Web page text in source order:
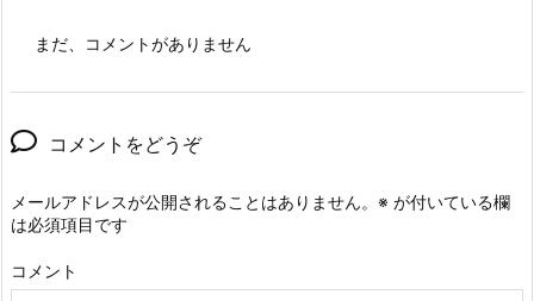
まだ、コメントがありません
コメントをどうぞ
メールアドレスが公開されることはありません。 ※ が付いている欄
は必須項目です
コメント